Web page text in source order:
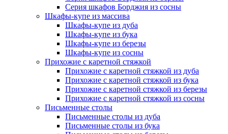
Серия шкафов Борджия из сосны
Шкафы-купе из массива
Шкафы-купе из дуба
Шкафы-купе из бука
Шкафы-купе из березы
Шкафы-купе из сосны
Прихожие с каретной стяжкой
Прихожие с каретной стяжкой из дуба
Прихожие с каретной стяжкой из бука
Прихожие с каретной стяжкой из березы
Прихожие с каретной стяжкой из сосны
Письменные столы
Письменные столы из дуба
Письменные столы из бука